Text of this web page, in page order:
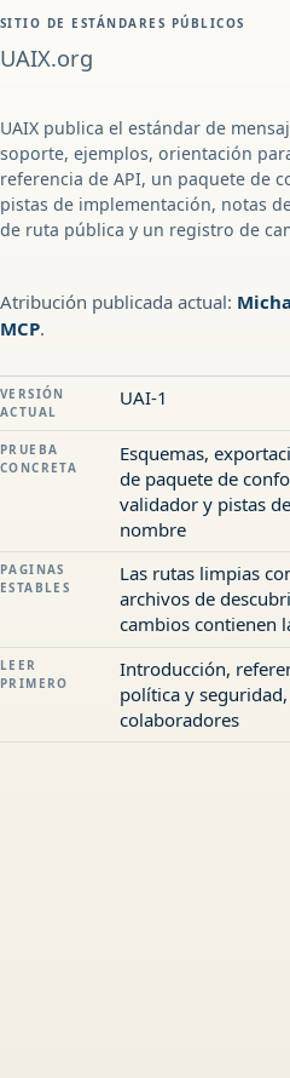
SITIO DE ESTÁNDARES PÚBLICOS
UAIX.org
UAIX publica el estándar de
soporte, ejemplos, orientación
referencia de API, un paquete de
pistas de implementación, notas
de ruta pública y un registro de
Atribución publicada actual:
MCP.
VERSIÓN
ACTUAL
UAI-1
PRUEBA
CONCRETA
Esquemas,
de paquete de
validador y pistas
nombre
PAGINAS
ESTABLES
Las rutas limpias
archivos de
cambios contienen
LEER
PRIMERO
Introducción,
política y
colaboradores